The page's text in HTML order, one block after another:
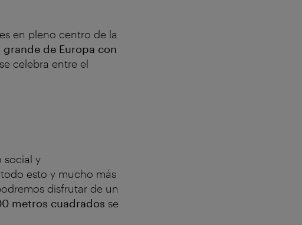
en pleno centro de la
de Europa con
celebra entre el
social y
esto y mucho más
disfrutar de un
metros cuadrados se